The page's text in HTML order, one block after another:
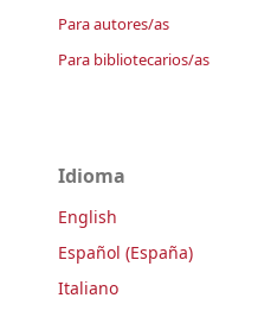
Para autores/as
Para bibliotecarios/as
Idioma
English
Español (España)
Italiano